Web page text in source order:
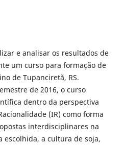
e analisar os resultados de
um curso para formação de
de Tupanciretã, RS.
de 2016, o curso
dentro da perspectiva
(IR) como forma
interdisciplinares na
escolhida, a cultura de soja,